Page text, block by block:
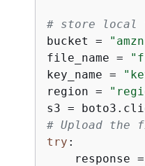
# store local
bucket =
file_name =
key_name =
region =
s3 =
# Upload the
try :
response